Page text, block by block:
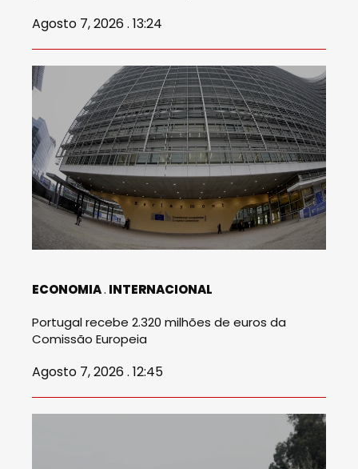
Agosto 7, 2026 . 13:24
ECONOMIA INTERNACIONAL
Portugal recebe 2.320 milhões de euros da
Comissão Europeia
Agosto 7, 2026 . 12:45